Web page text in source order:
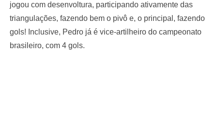
jogou com desenvoltura, participando ativamente das
triangulações, fazendo bem o pivô e, o principal, fazendo
gols! Inclusive, Pedro já é vice-artilheiro do campeonato
brasileiro, com 4 gols.